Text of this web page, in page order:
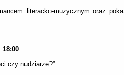
literacko-muzycznym oraz
czy nudziarze?”